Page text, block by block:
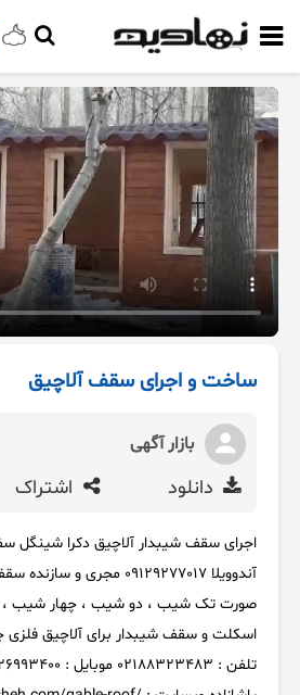
ساخت و اجرای سقف آلاچیق
بازار آگهی
دانلود اشتراک
اجرای سقف شیبدار آلاچیق دکرا شینگل
آندوویلا 09129277017 مجری
صورت تک شیب ، دو شیب ، چهار شیب ،
اسکلت و سقف شیبدار برای آلاچیق فلزی